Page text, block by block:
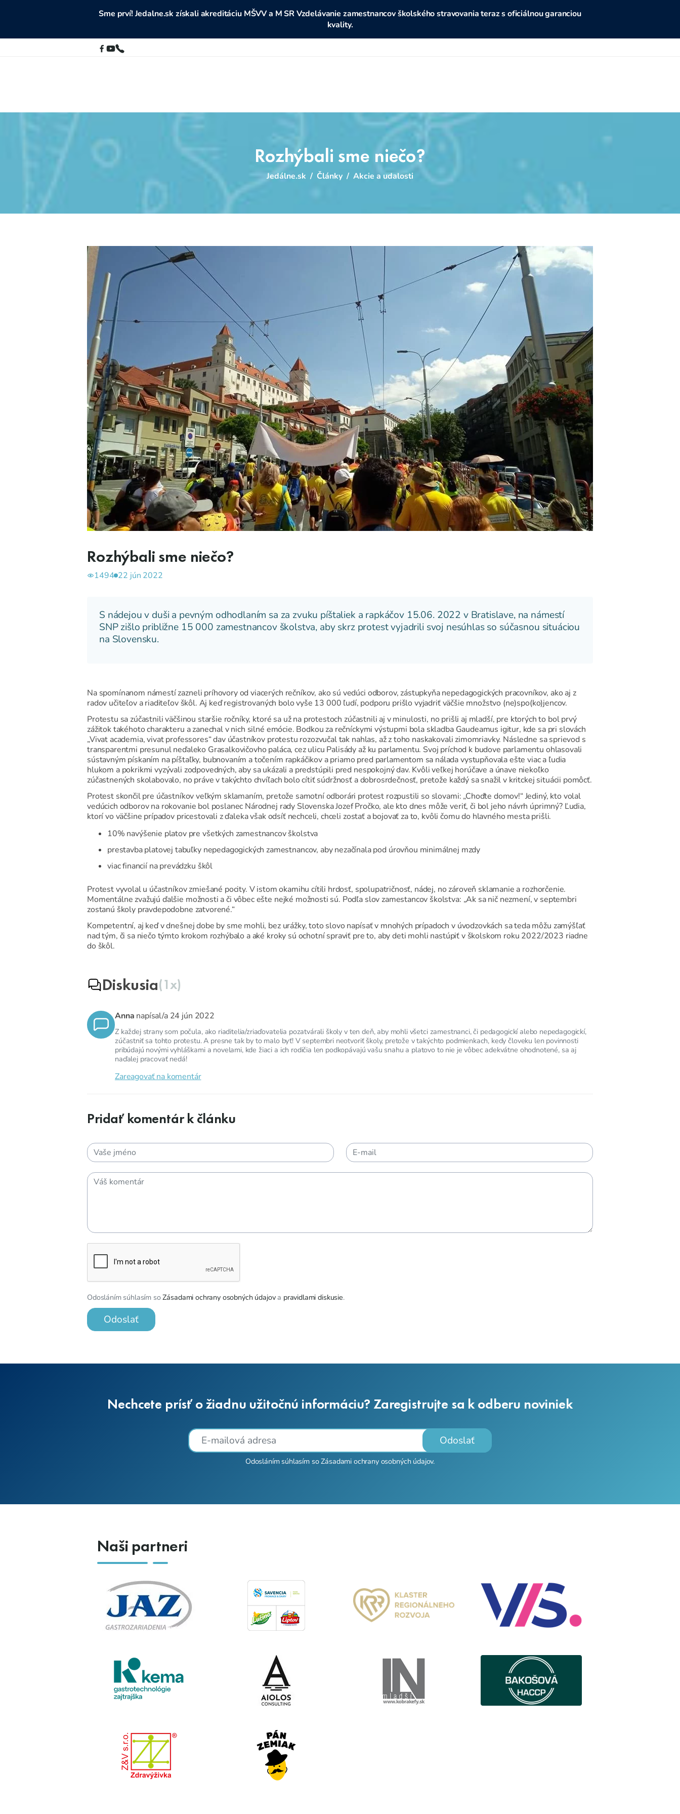
Sme prví! Jedalne.sk získali akreditáciu MŠVV a M SR Vzdelávanie zamestnancov školského stravovania teraz s oficiálnou garanciou
kvality.
Rozhýbali sme niečo?
Jedálne.sk / Články / Akcie a udalosti
Rozhýbali sme niečo?
1494 22 jún 2022
S nádejou v duši a pevným odhodlaním sa za zvuku píštaliek a rapkáčov 15.06. 2022 v Bratislave, na námestí
SNP zišlo približne 15 000 zamestnancov školstva, aby skrz protest vyjadrili svoj nesúhlas so súčasnou situáciou
na Slovensku.
Na spomínanom námestí zazneli príhovory od viacerých rečníkov, ako sú vedúci odborov, zástupkyňa nepedagogických pracovníkov, ako aj z
radov učiteľov a riaditeľov škôl. Aj keď registrovaných bolo vyše 13 000 ľudí, podporu prišlo vyjadriť väčšie množstvo (ne)spo(ko)jencov.
Protestu sa zúčastnili väčšinou staršie ročníky, ktoré sa už na protestoch zúčastnili aj v minulosti, no prišli aj mladší, pre ktorých to bol prvý
zážitok takéhoto charakteru a zanechal v nich silné emócie. Bodkou za rečníckymi výstupmi bola skladba Gaudeamus igitur, kde sa pri slovách
„Vivat academia, vivat professores“ dav účastníkov protestu rozozvučal tak nahlas, až z toho naskakovali zimomriavky. Následne sa sprievod s
transparentmi presunul neďaleko Grasalkovičovho paláca, cez ulicu Palisády až ku parlamentu. Svoj príchod k budove parlamentu ohlasovali
sústavným pískaním na píštaľky, bubnovaním a točením rapkáčikov a priamo pred parlamentom sa nálada vystupňovala ešte viac a ľudia
hlukom a pokrikmi vyzývali zodpovedných, aby sa ukázali a predstúpili pred nespokojný dav. Kvôli veľkej horúčave a únave niekoľko
zúčastnených skolabovalo, no práve v takýchto chvíľach bolo cítiť súdržnosť a dobrosrdečnosť, pretože každý sa snažil v kritckej situácii pomôcť.
Protest skončil pre účastníkov veľkým sklamaním, pretože samotní odborári protest rozpustili so slovami: „Choďte domov!“ Jediný, kto volal
vedúcich odborov na rokovanie bol poslanec Národnej rady Slovenska Jozef Pročko, ale kto dnes môže veriť, či bol jeho návrh úprimný? Ľudia,
ktorí vo väčšine prípadov pricestovali z ďaleka však odsíť nechceli, chceli zostať a bojovať za to, kvôli čomu do hlavného mesta prišli.
10% navýšenie platov pre všetkých zamestnancov školstva
prestavba platovej tabuľky nepedagogických zamestnancov, aby nezačínala pod úrovňou minimálnej mzdy
viac financií na prevádzku škôl
Protest vyvolal u účastníkov zmiešané pocity. V istom okamihu cítili hrdosť, spolupatričnosť, nádej, no zároveň sklamanie a rozhorčenie.
Momentálne zvažujú ďalšie možnosti a či vôbec ešte nejké možnosti sú. Podľa slov zamestancov školstva: „Ak sa nič nezmení, v septembri
zostanú školy pravdepodobne zatvorené.“
Kompetentní, aj keď v dnešnej dobe by sme mohli, bez urážky, toto slovo napísať v mnohých prípadoch v úvodzovkách sa teda môžu zamýšľať
nad tým, či sa niečo týmto krokom rozhýbalo a aké kroky sú ochotní spraviť pre to, aby deti mohli nastúpiť v školskom roku 2022/2023 riadne
do škôl.
Diskusia(1x)
Anna napísal/a 24 jún 2022
Z každej strany som počula, ako riaditelia/zriaďovatelia pozatvárali školy v ten deň, aby mohli všetci zamestnanci, či pedagogickí alebo nepedagogickí,
zúčastniť sa tohto protestu. A presne tak by to malo byť! V septembri neotvoriť školy, pretože v takýchto podmienkach, kedy človeku len povinnosti
pribúdajú novými vyhláškami a novelami, kde žiaci a ich rodičia len podkopávajú vašu snahu a platovo to nie je vôbec adekvátne ohodnotené, sa aj
naďalej pracovať nedá!
Zareagovať na komentár
Pridať komentár k článku
Odosláním súhlasím soZásadami ochrany osobných údajova pravidlami diskusie.
Odoslať
Nechcete prísť o žiadnu užitočnú informáciu? Zaregistrujte sa k odberu noviniek
Odoslať
Odosláním súhlasím soZásadami ochrany osobných údajov.
Naši partneri